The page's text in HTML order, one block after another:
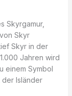
Skyrgamur,
Skyr
Skyr in der
Jahren wird
einem Symbol
Isländer